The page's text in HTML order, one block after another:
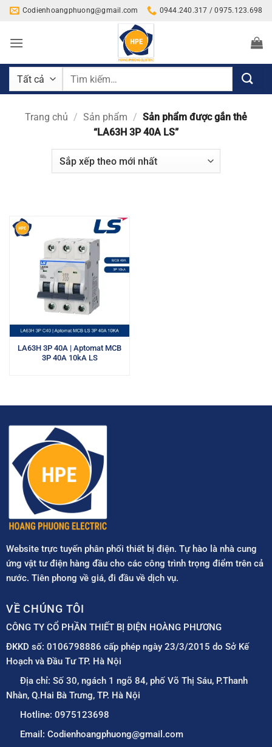
Bỏ
nội
Codienhoangphuong@gmail.com 0944.240.317 / 0975.123.698
Tìm
Trang chủ / Sản phẩm / Sản phẩm được gắn thẻ
“LA63H 3P 40A LS”
LA63H 3P 40A | Aptomat MCB
3P 40A 10kA LS
Website trực tuyến phân phối thiết bị điện. Tự hào là nhà cung
ứng vật tư điện hàng đầu cho các công trình trọng điểm trên cả
nước. Tiên phong về giá, đi đầu về dịch vụ.
VỀ CHÚNG TÔI
CÔNG TY CỔ PHẦN THIẾT BỊ ĐIỆN HOÀNG PHƯƠNG
ĐKKD số: 0106798886 cấp phép ngày 23/3/2015 do Sở Kế
Hoạch và Đầu Tư TP. Hà Nội
Địa chỉ: Số 30, ngách 1 ngõ 84, phố Võ Thị Sáu, P.Thanh
Nhàn, Q.Hai Bà Trưng, TP. Hà Nội
Hotline: 0975123698
Email: Codienhoangphuong@gmail.com